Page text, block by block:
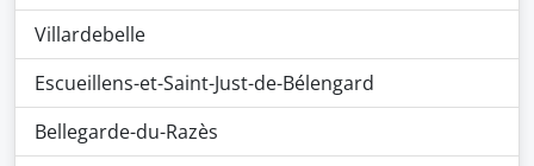
Villardebelle
Escueillens-et-Saint-Just-de-Bélengard
Bellegarde-du-Razès